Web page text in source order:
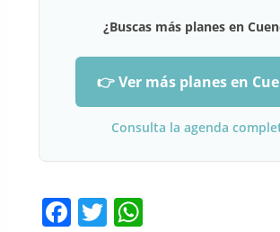
¿Buscas más planes en
👉 Ver más planes en
Consulta la agenda
F T W